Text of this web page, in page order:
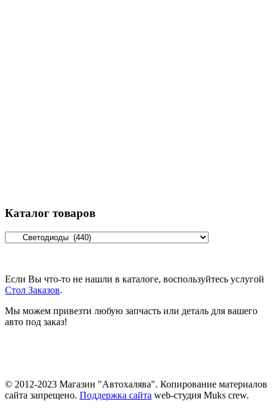
Каталог товаров
Если Вы что-то не нашли в каталоге, воспользуйтесь услугой
Стол Заказов.
Мы можем привезти любую запчасть или деталь для вашего
авто под заказ!
© 2012-2023 Магазин "Автохалява". Копирование материалов
сайта запрещено. Поддержка сайта web-студия Muks crew.